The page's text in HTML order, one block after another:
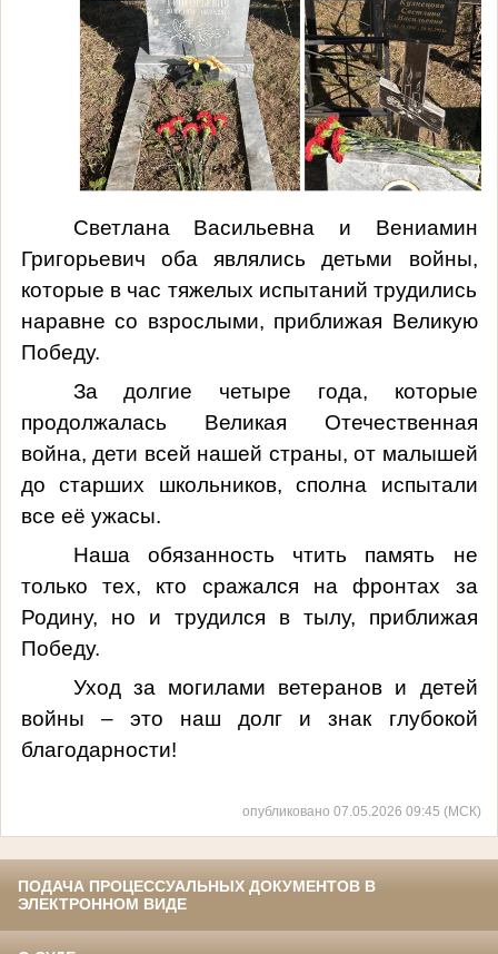
Светлана Васильевна и Вениамин
Григорьевич оба являлись детьми войны,
которые в час тяжелых испытаний трудились
наравне со взрослыми, приближая Великую
Победу.
За долгие четыре года, которые
продолжалась Великая Отечественная
война, дети всей нашей страны, от малышей
до старших школьников, сполна испытали
все её ужасы.
Наша обязанность чтить память не
только тех, кто сражался на фронтах за
Родину, но и трудился в тылу, приближая
Победу.
Уход за могилами ветеранов и детей
войны – это наш долг и знак глубокой
благодарности!
опубликовано 07.05.2026 09:45 (МСК)
ПОДАЧА ПРОЦЕССУАЛЬНЫХ ДОКУМЕНТОВ В
ЭЛЕКТРОННОМ ВИДЕ